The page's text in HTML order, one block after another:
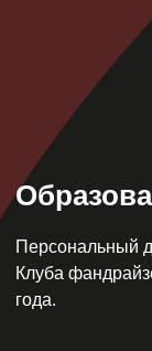
Персональный
Клуба
года.